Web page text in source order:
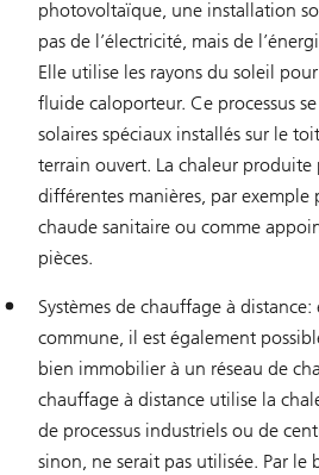
photovoltaïque, une installation
pas de l’électricité, mais de
Elle utilise les rayons du soleil
fluide caloporteur. Ce processus
solaires spéciaux installés sur le
terrain ouvert. La chaleur
différentes manières, par
chaude sanitaire ou comme
pièces.
Systèmes de chauffage à
commune, il est également
bien immobilier à un réseau de
chauffage à distance utilise la
de processus industriels ou de
sinon, ne serait pas utilisée. Par le